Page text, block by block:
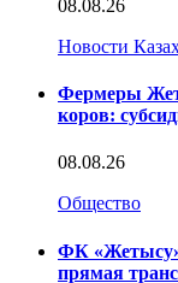
08.08.26
Новости
Фермеры
коров:
08.08.26
Общество
ФК
прямая